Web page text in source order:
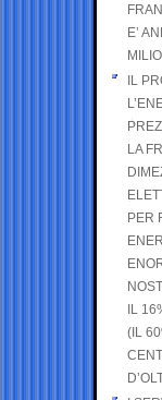
E’
IL
LA
PER
IL
(IL